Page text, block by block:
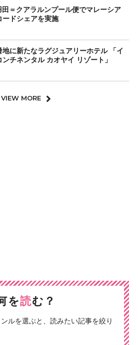
＝クアラルンプール便でマレーシア
ードシェアを実施
地に新たなラグジュアリーホテル 「イ
ンチネンタル カオヤイ リゾート」
VIEW MORE
を読む？
ルを選ぶと、読みたい記事を絞り